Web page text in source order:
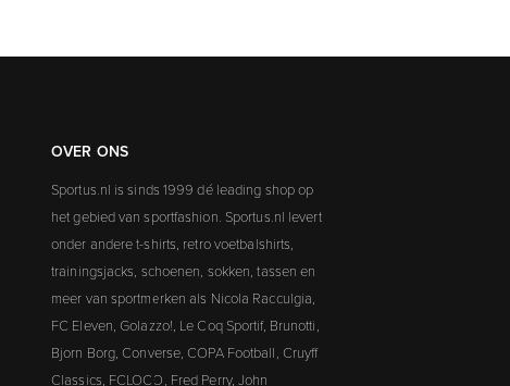
OVER ONS
Sportus.nl is sinds 1999 dé leading shop op
het gebied van sportfashion. Sportus.nl levert
onder andere t-shirts, retro voetbalshirts,
trainingsjacks, schoenen, sokken, tassen en
meer van sportmerken als Nicola Racculgia,
FC Eleven, Golazzo!, Le Coq Sportif, Brunotti,
Bjorn Borg, Converse, COPA Football, Cruyff
Classics, FCLOCO, Fred Perry, John